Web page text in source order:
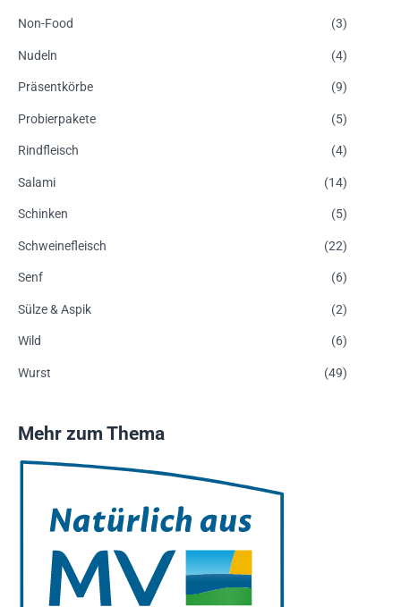
Non-Food (3)
Nudeln (4)
Präsentkörbe (9)
Probierpakete (5)
Rindfleisch (4)
Salami (14)
Schinken (5)
Schweinefleisch (22)
Senf (6)
Sülze & Aspik (2)
Wild (6)
Wurst (49)
Mehr zum Thema